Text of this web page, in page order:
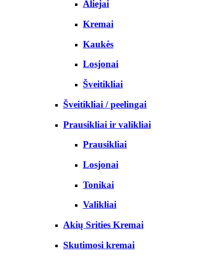
Aliejai
Kremai
Kaukės
Losjonai
Šveitikliai
Šveitikliai / peelingai
Prausikliai ir valikliai
Prausikliai
Losjonai
Tonikai
Valikliai
Akių Srities Kremai
Skutimosi kremai